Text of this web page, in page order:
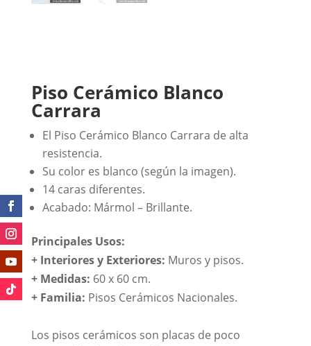
Piso Cerámico Blanco
Carrara
El Piso Cerámico Blanco Carrara de alta
resistencia.
Su color es blanco (según la imagen).
14 caras diferentes.
Acabado: Mármol – Brillante.
Principales Usos:
+ Interiores y Exteriores: Muros y pisos.
+ Medidas: 60 x 60 cm.
+ Familia: Pisos Cerámicos Nacionales.
Los pisos cerámicos son placas de poco